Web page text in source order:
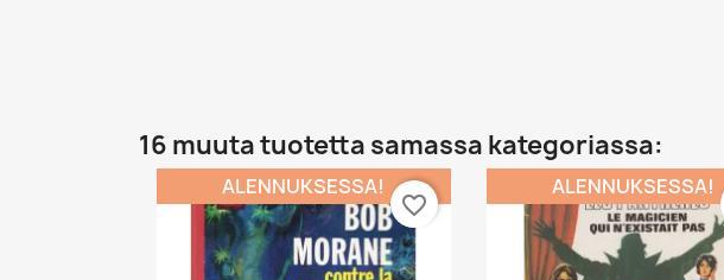
16 muuta tuotetta samassa kategoriassa:
ALENNUKSESSA!
favorite_border
ALENNUKSESSA!